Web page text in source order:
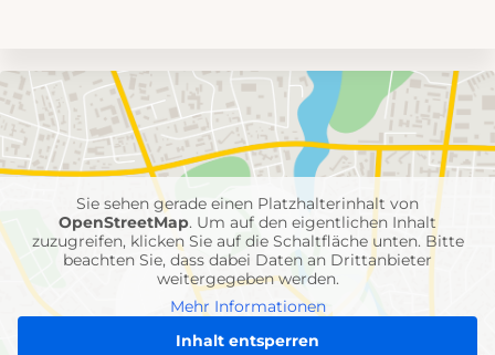
Umgebungskarte
mit
Feuerwehr-
Einheiten
Sie sehen gerade einen Platzhalterinhalt von
OpenStreetMap. Um auf den eigentlichen Inhalt
zuzugreifen, klicken Sie auf die Schaltfläche unten. Bitte
beachten Sie, dass dabei Daten an Drittanbieter
weitergegeben werden.
Mehr Informationen
Inhalt entsperren